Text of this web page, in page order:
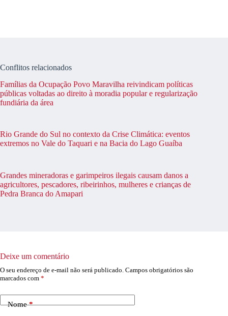
Conflitos relacionados
Famílias da Ocupação Povo Maravilha reivindicam políticas
públicas voltadas ao direito à moradia popular e regularização
fundiária da área
Rio Grande do Sul no contexto da Crise Climática: eventos
extremos no Vale do Taquari e na Bacia do Lago Guaíba
Grandes mineradoras e garimpeiros ilegais causam danos a
agricultores, pescadores, ribeirinhos, mulheres e crianças de
Pedra Branca do Amapari
Deixe um comentário
O seu endereço de e-mail não será publicado. Campos obrigatórios são
marcados com *
Nome*